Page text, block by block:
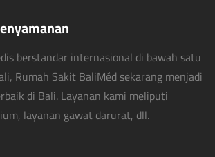
berstandar internasional di bawah satu
Rumah Sakit BaliMéd sekarang menjadi
di Bali. Layanan kami meliputi
layanan gawat darurat, dll.